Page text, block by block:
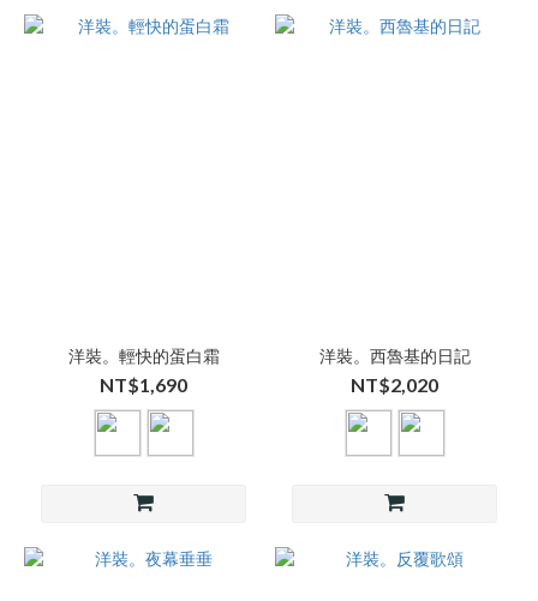
洋裝。輕快的蛋白霜
NT$1,690
洋裝。西魯基的日記
NT$2,020